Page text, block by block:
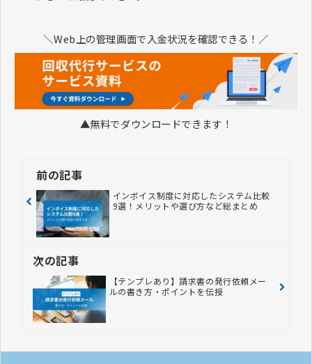
＼Web上の管理画面で入金状況を確認できる！／
▲無料でダウンロードできます！
前の記事
インボイス制度に対応したシステム比較
9選！メリットや選び方など総まとめ
次の記事
【テンプレあり】請求書の発行依頼メー
ルの書き方・ポイントを伝授